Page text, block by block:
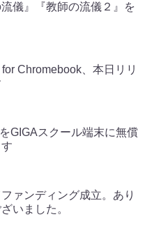
流儀』『教師の流儀２』を
for Chromebook、本日リリ
GIGAスクール端末に無償
ァンディング成立。あり
いました。